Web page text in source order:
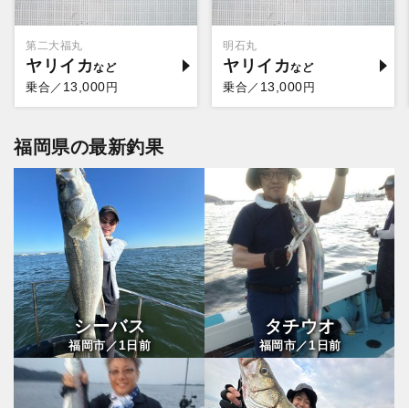
第二大福丸
ヤリイカ
乗合／ 13,000円
明石丸
ヤリイカ
乗合／ 13,000円
福岡県の最新釣果
シーバス
福岡市／ 1 日前
タチウオ
福岡市／1日前